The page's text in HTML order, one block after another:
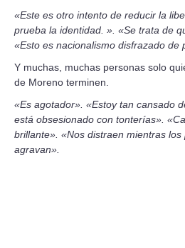
«Este es otro intento de reducir la
prueba la identidad. ». «Se trata de
«Esto es nacionalismo disfrazado de
Y muchas, muchas personas solo
de Moreno terminen.
«Es agotador». «Estoy tan cansado
está obsesionado con tonterías».
brillante». «Nos distraen mientras
agravan».